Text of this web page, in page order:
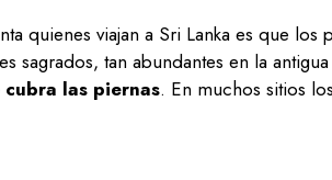
quienes viajan a Sri Lanka es que los
sagrados, tan abundantes en la
las piernas. En muchos sitios